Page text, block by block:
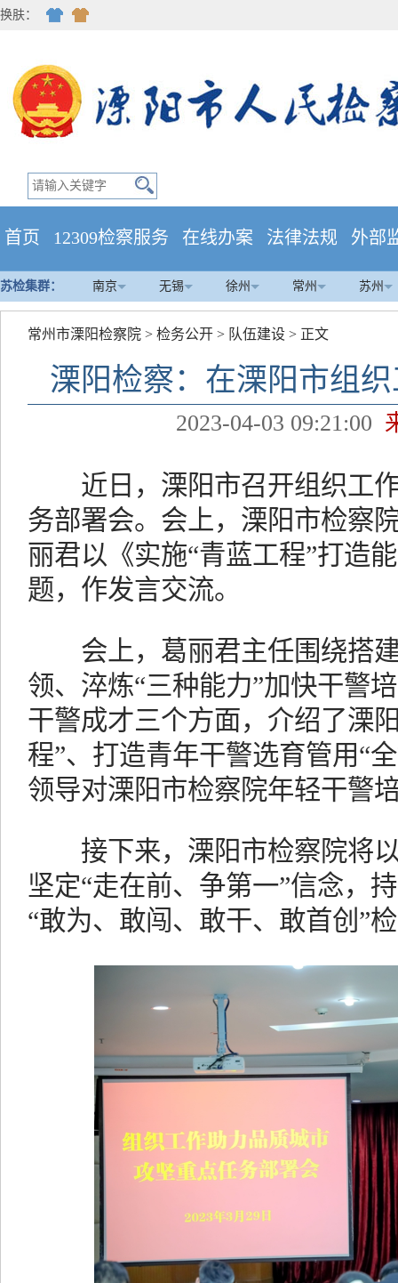
换肤：
首页 12309检察服务 在线办案 法律法规 外部
苏检集群： 南京 无锡 徐州 常州 苏州
常州市溧阳检察院 > 检务公开 > 队伍建设 > 正文
溧阳检察：在溧阳市组
2023-04-03 09:21:00
近日，溧阳市召开组织工作
务部署会。会上，溧阳市检察
丽君以《实施“青蓝工程”打造
题，作发言交流。
会上，葛丽君主任围绕搭建
领、淬炼“三种能力”加快干警
干警成才三个方面，介绍了溧
程”、打造青年干警选育管用“
领导对溧阳市检察院年轻干警
接下来，溧阳市检察院将以
坚定“走在前、争第一”信念，
“敢为、敢闯、敢干、敢首创”